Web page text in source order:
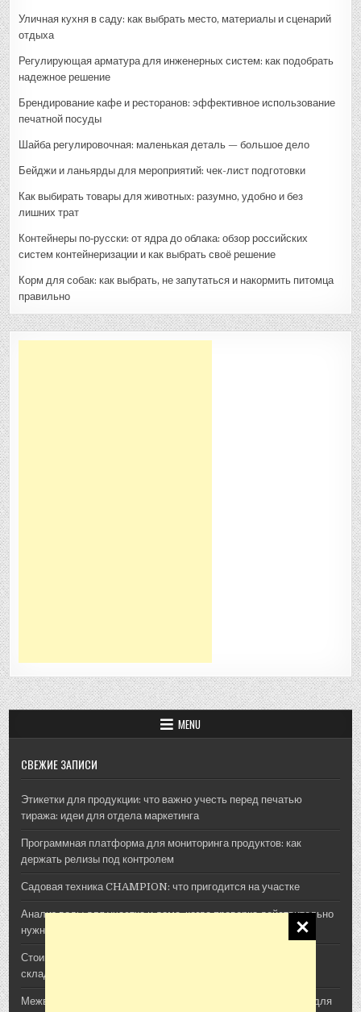
Уличная кухня в саду: как выбрать место, материалы и сценарий
отдыха
Регулирующая арматура для инженерных систем: как подобрать
надежное решение
Брендирование кафе и ресторанов: эффективное использование
печатной посуды
Шайба регулировочная: маленькая деталь — большое дело
Бейджи и ланьярды для мероприятий: чек-лист подготовки
Как выбирать товары для животных: разумно, удобно и без
лишних трат
Контейнеры по‑русски: от ядра до облака: обзор российских
систем контейнеризации и как выбрать своё решение
Корм для собак: как выбрать, не запутаться и накормить питомца
правильно
MENU
СВЕЖИЕ ЗАПИСИ
Этикетки для продукции: что важно учесть перед печатью
тиража: идеи для отдела маркетинга
Программная платформа для мониторинга продуктов: как
держать релизы под контролем
Садовая техника CHAMPION: что пригодится на участке
Анализ воды для участка и дома: когда проверка действительно
нужна
Стоимость архитектурной 3D-визуализации: из чего
складывается смета проекта
Межвенцовый утеплитель Политерм: как выбрать материал для